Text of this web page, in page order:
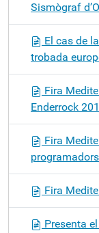
Sismògraf
El cas de
trobada
Fira
Enderrock
Fira
Fira
Presenta